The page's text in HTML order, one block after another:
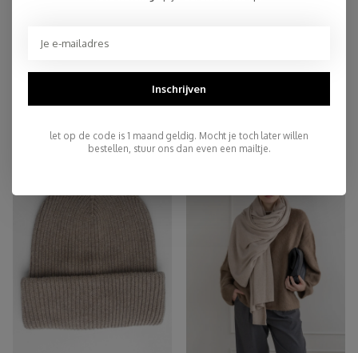
You may also like
Inschrijven
let op de code is 1 maand geldig. Mocht je toch later willen
bestellen, stuur ons dan even een mailtje.